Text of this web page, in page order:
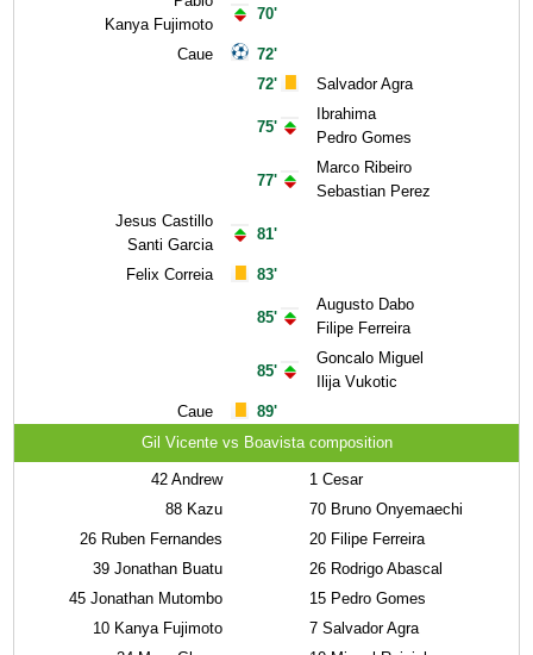
Kanya Fujimoto
Caue
Jesus Castillo
Santi Garcia
Felix Correia
Caue
70'
72'
72'
75'
77'
81'
83'
85'
85'
89'
Salvador Agra
Ibrahima
Pedro Gomes
Marco Ribeiro
Sebastian Perez
Augusto Dabo
Filipe Ferreira
Goncalo Miguel
Ilija Vukotic
Gil Vicente vs Boavista composition
42 Andrew
88 Kazu
26 Ruben Fernandes
39 Jonathan Buatu
45 Jonathan Mutombo
10 Kanya Fujimoto
1 Cesar
70 Bruno Onyemaechi
20 Filipe Ferreira
26 Rodrigo Abascal
15 Pedro Gomes
7 Salvador Agra